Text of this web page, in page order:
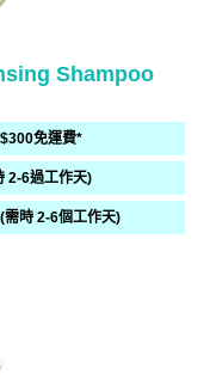
Shampoo
免運費*
2-6過工作天)
時 2-6個工作天)